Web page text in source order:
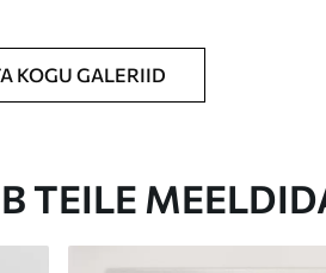
KOGU GALERIID
TEILE